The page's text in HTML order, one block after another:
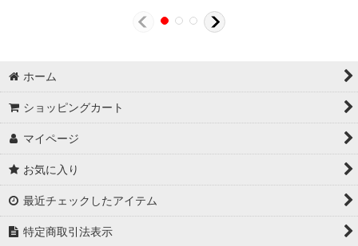
ホーム
ショッピングカート
マイページ
お気に入り
最近チェックしたアイテム
特定商取引法表示